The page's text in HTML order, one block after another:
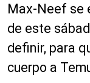
Max-Neef se
de este
definir, para
cuerpo a